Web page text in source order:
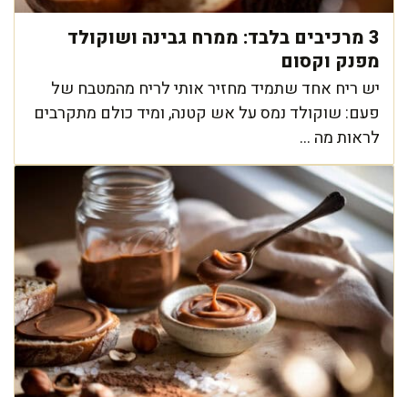
3 מרכיבים בלבד: ממרח גבינה ושוקולד
מפנק וקסום
יש ריח אחד שתמיד מחזיר אותי לריח מהמטבח של
פעם: שוקולד נמס על אש קטנה, ומיד כולם מתקרבים
לראות מה ...